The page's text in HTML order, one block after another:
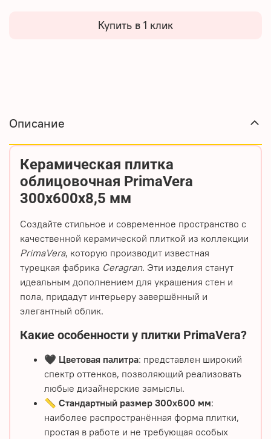
Купить в 1 клик
Описание
Керамическая плитка
облицовочная PrimaVera
300х600х8,5 мм
Создайте стильное и современное пространство с
качественной керамической плиткой из коллекции
PrimaVera, которую производит известная
турецкая фабрика Ceragran. Эти изделия станут
идеальным дополнением для украшения стен и
пола, придадут интерьеру завершённый и
элегантный облик.
Какие особенности у плитки PrimaVera?
🖤 Цветовая палитра: представлен широкий
спектр оттенков, позволяющий реализовать
любые дизайнерские замыслы.
📏 Стандартный размер 300х600 мм:
наиболее распространённая форма плитки,
простая в работе и не требующая особых